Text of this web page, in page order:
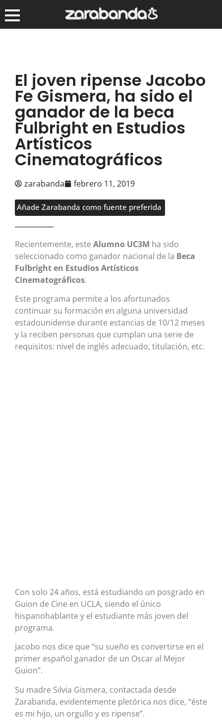
El joven ripense Jacobo
Fe Gismera, ha sido el
ganador de la beca
Fulbright en Estudios
Artísticos
Cinematográficos
zarabanda febrero 11, 2019
Añade Zarabanda como fuente preferida
Recientemente, este Alumno UC3M ha sido
seleccionado como ganador nacional de la Beca
Fulbright en Estudios Artísticos
Cinematográficos.
Este programa permite a los afortunados
continuar su formación en alguna universidad
estadounidense durante estancias de 10/12 meses
y la reciben personas que cumplan una serie de
requisitos: nivel de inglés adecuado, titulación, etc.
Con solo 24 años, está estudiando un posgrado en
Guion de Cine en UCLA, siendo el único
hispanohablante y el estudiante más joven del
programa.
Jacobo nos dice que “su sueño es convertirse en el
primer español ganador de un Oscar al Mejor
Guion”.
Su madre Silvia Gismera, contactada desde
Zarabanda, evidentemente pletórica nos dice, “éste
es mi hijo, un orgullo y es ripense”.